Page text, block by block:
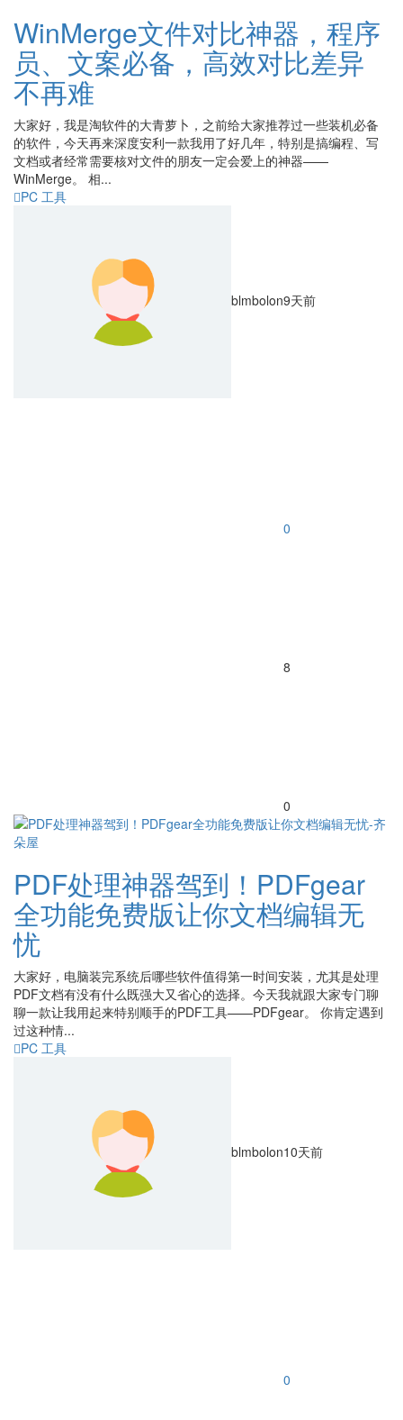
WinMerge文件对比神器，程序
员、文案必备，高效对比差异
不再难
大家好，我是淘软件的大青萝卜，之前给大家推荐过一些装机必备
的软件，今天再来深度安利一款我用了好几年，特别是搞编程、写
文档或者经常需要核对文件的朋友一定会爱上的神器——
WinMerge。 相...
PC 工具
blmbolon9天前
0
8
0
PDF处理神器驾到！PDFgear
全功能免费版让你文档编辑无
忧
大家好，电脑装完系统后哪些软件值得第一时间安装，尤其是处理
PDF文档有没有什么既强大又省心的选择。今天我就跟大家专门聊
聊一款让我用起来特别顺手的PDF工具——PDFgear。 你肯定遇到
过这种情...
PC 工具
blmbolon10天前
0